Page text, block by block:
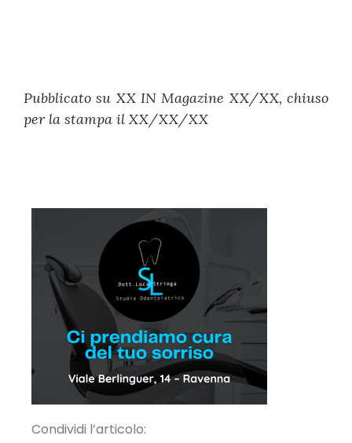
Pubblicato su XX IN Magazine XX/XX, chiuso
per la stampa il XX/XX/XX
Condividi l’articolo: